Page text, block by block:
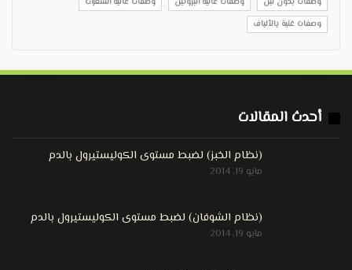
وصفات غنية يالألياف
أحدث المقالات
(نظام الخبز) لضبط مستوى الكوليستيرول بالدم
مايو 19, 2014
(نظام الشوفان) لضبط مستوى الكوليستيرول بالدم
مايو 19, 2014